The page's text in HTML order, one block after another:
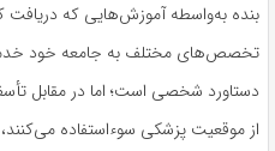
بنده به‌واسطه آموزش‌هایی که دریافت
تخصص‌های مختلف به جامعه خود
دستاورد شخصی است؛ اما در مقابل
از موقعیت پزشکی سوءاستفاده می‌کنند،